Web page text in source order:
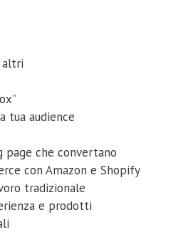
altri
tua audience
page che convertano
con Amazon e Shopify
tradizionale
e prodotti